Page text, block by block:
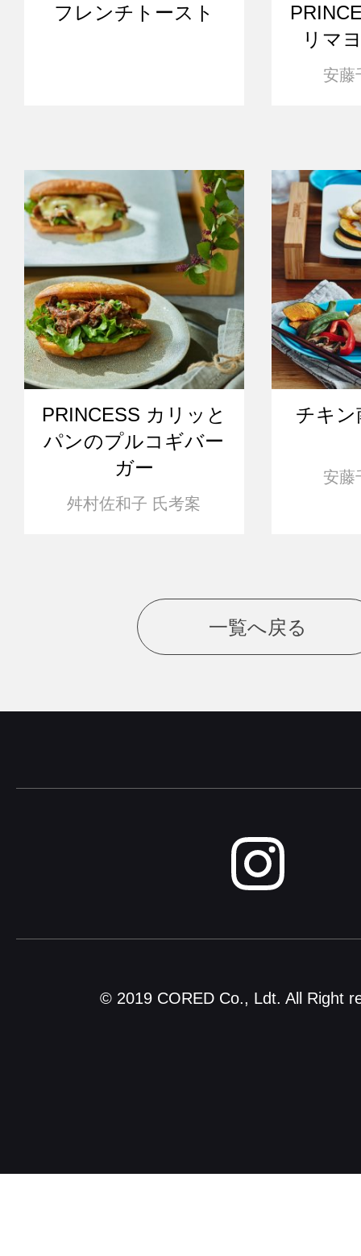
フレンチトースト
リマ
安藤
PRINCESS カリッと
パンのプルコギバー
ガー
舛村佐和子 氏考案
チキン
安藤
一覧へ戻る
© 2019 CORED Co., Ldt. All Right